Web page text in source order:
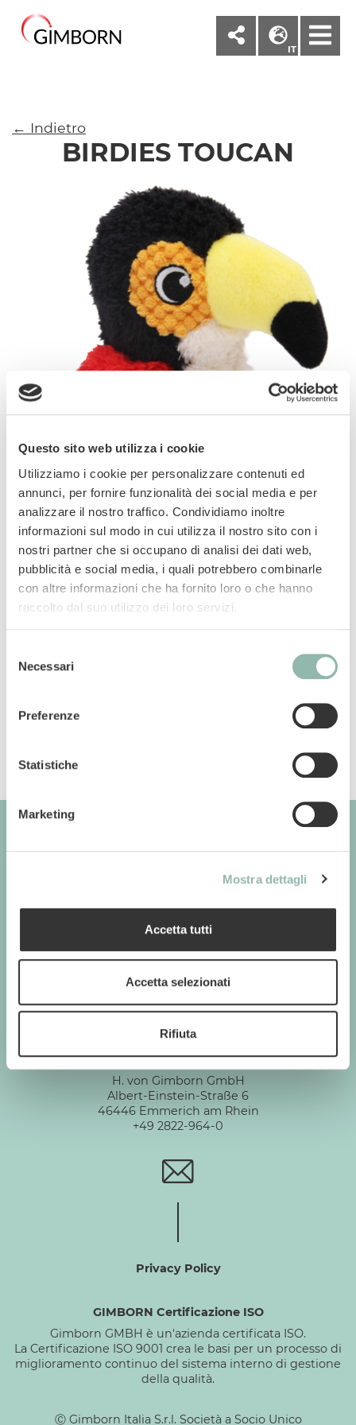
Questo sito web utilizza i cookie
Utilizziamo i cookie per personalizzare contenuti ed
annunci, per fornire funzionalità dei social media e per
analizzare il nostro traffico. Condividiamo inoltre
informazioni sul modo in cui utilizza il nostro sito con i
nostri partner che si occupano di analisi dei dati web,
pubblicità e social media, i quali potrebbero combinarle
con altre informazioni che ha fornito loro o che hanno
raccolto dal suo utilizzo dei loro servizi.
delNecessari
Preferenze
Statistiche
Marketing
Mostra dettagli
Accetta tutti
Accetta selezionati
Rifiuta
IT
← Indietro
BIRDIES TOUCAN
Peluche per cani.
Codice articolo: 80924L
GIMBORN
Gimborn Italia S.r.l. Società a Socio Unico
Via De Chirico 3 - 42124 Reggio Emilia
H. von Gimborn GmbH
Albert-Einstein-Straße 6
46446 Emmerich am Rhein
+49 2822-964-0
Privacy Policy
GIMBORN Certificazione ISO
Gimborn GMBH è un'azienda certificata ISO.
La Certificazione ISO 9001 crea le basi per un processo di
miglioramento continuo del sistema interno di gestione
della qualità.
Ⓒ Gimborn Italia S.r.l. Società a Socio Unico